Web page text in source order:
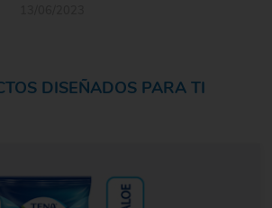
DISEÑADOS PARA TI